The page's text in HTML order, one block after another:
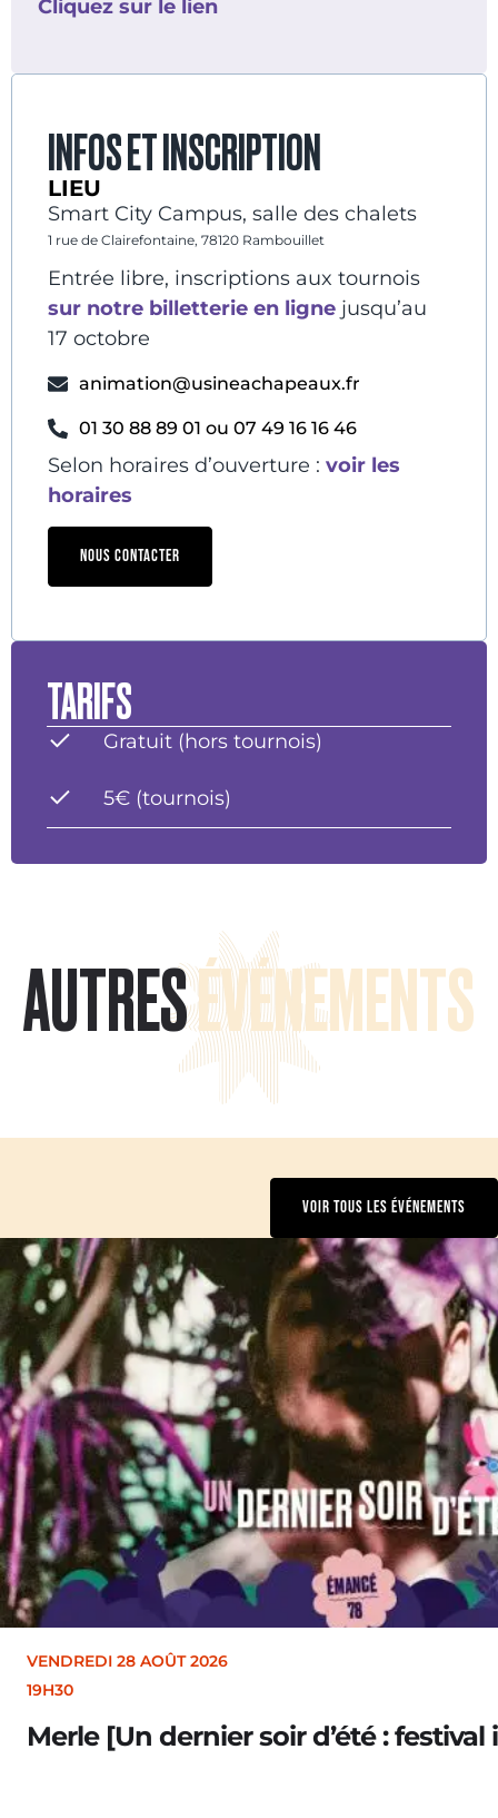
Cliquez sur le lien
INFOS ET INSCRIPTION
LIEU
Smart City Campus, salle des chalets
1 rue de Clairefontaine, 78120 Rambouillet
Entrée libre, inscriptions aux tournois
sur notre billetterie en ligne jusqu’au
17 octobre
animation@usineachapeaux.fr
01 30 88 89 01 ou 07 49 16 16 46
Selon horaires d’ouverture : voir les
horaires
NOUS CONTACTER
TARIFS
Gratuit (hors tournois)
5€ (tournois)
AUTRESÉVÉNEMENTS
VOIR TOUS LES ÉVÉNEMENTS
VENDREDI 28 AOÛT 2026
19H30
Merle [Un dernier soir d’été :